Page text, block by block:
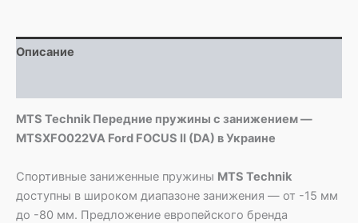
Ford
FOCUS
Описание
MTS Technik Передние пружины с занижением —
MTSXFO022VA Ford FOCUS II (DA) в Украине
Спортивные заниженные пружины MTS Technik
доступны в широком диапазоне занижения — от -15 мм
до -80 мм. Предложение европейского бренда